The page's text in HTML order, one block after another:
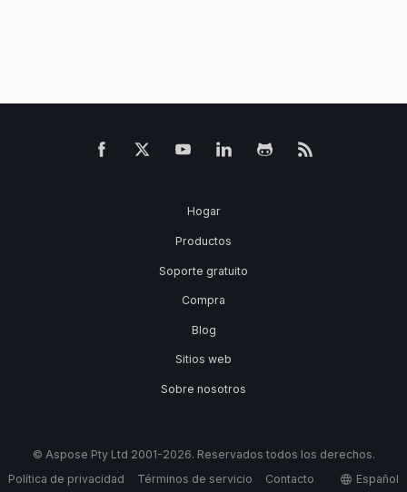
Hogar
Productos
Soporte gratuito
Compra
Blog
Sitios web
Sobre nosotros
© Aspose Pty Ltd 2001-2026. Reservados todos los derechos.
Política de privacidad
Términos de servicio Contacto Español